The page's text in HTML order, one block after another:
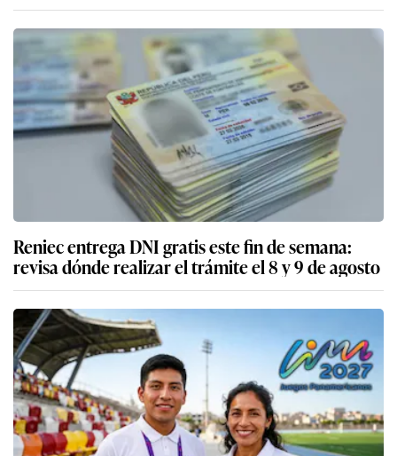
Reniec entrega DNI gratis este fin de semana:
revisa dónde realizar el trámite el 8 y 9 de agosto